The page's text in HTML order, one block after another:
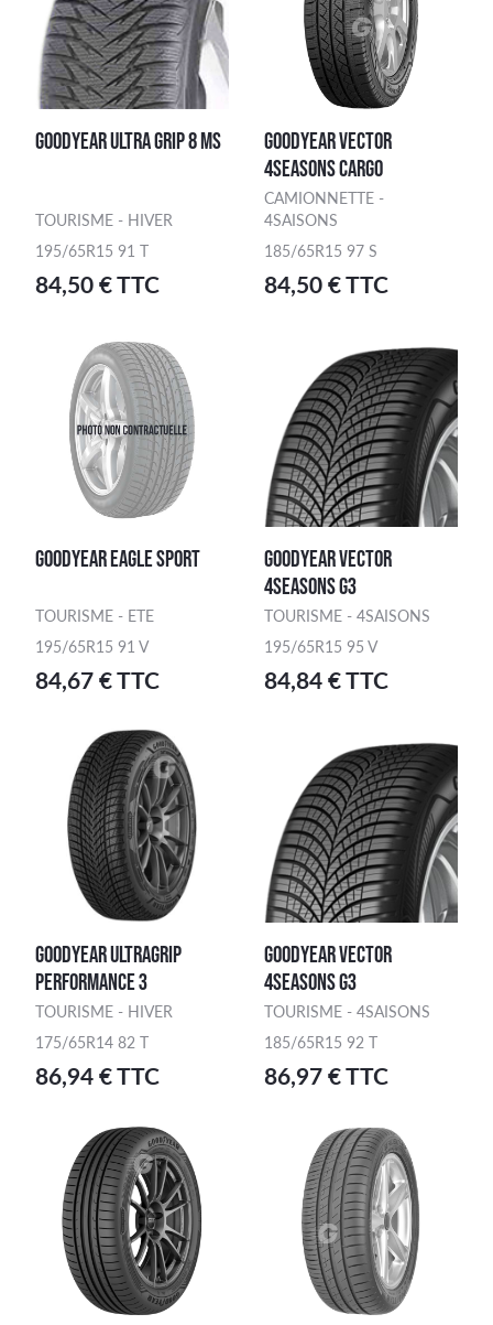
GOODYEAR ULTRA GRIP 8 MS
TOURISME - HIVER
195/65R15 91 T
84,50 € TTC
GOODYEAR VECTOR
4SEASONS CARGO
CAMIONNETTE -
4SAISONS
185/65R15 97 S
84,50 € TTC
GOODYEAR EAGLE SPORT
TOURISME - ETE
195/65R15 91 V
84,67 € TTC
GOODYEAR VECTOR
4SEASONS G3
TOURISME - 4SAISONS
195/65R15 95 V
84,84 € TTC
GOODYEAR ULTRAGRIP
PERFORMANCE 3
TOURISME - HIVER
175/65R14 82 T
86,94 € TTC
GOODYEAR VECTOR
4SEASONS G3
TOURISME - 4SAISONS
185/65R15 92 T
86,97 € TTC